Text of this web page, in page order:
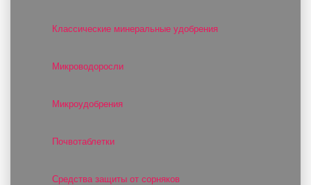
Классические минеральные удобрения
Микроводоросли
Микроудобрения
Почвотаблетки
Средства защиты от сорняков